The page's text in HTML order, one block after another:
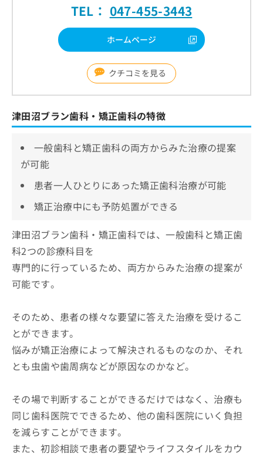
TEL： 047-455-3443
ホームページ
クチコミを見る
津田沼ブラン歯科・矯正歯科の特徴
一般歯科と矯正歯科の両方からみた治療の提案
が可能
患者一人ひとりにあった矯正歯科治療が可能
矯正治療中にも予防処置ができる
津田沼ブラン歯科・矯正歯科では、一般歯科と矯正歯
科2つの診療科目を
専門的に行っているため、両方からみた治療の提案が
可能です。
そのため、患者の様々な要望に答えた治療を受けるこ
とができます。
悩みが矯正治療によって解決されるものなのか、それ
とも虫歯や歯周病などが原因なのかなど。
その場で判断することができるだけではなく、治療も
同じ歯科医院でできるため、他の歯科医院にいく負担
を減らすことができます。
また、初診相談で患者の要望やライフスタイルをカウ